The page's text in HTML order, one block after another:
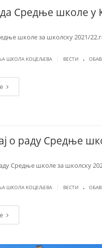
Средње школе у
школе за школску 2021/
ШКОЛА КОЦЕЉЕВА ВЕСТИ .
о раду Средње
Средње школе за школску
ШКОЛА КОЦЕЉЕВА ВЕСТИ .